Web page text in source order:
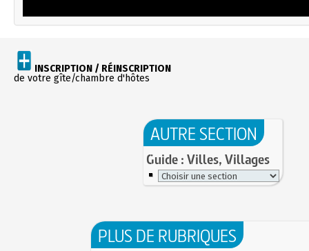
INSCRIPTION / RÉINSCRIPTION
de votre gîte/chambre d'hôtes
AUTRE SECTION
Guide : Villes, Villages
PLUS DE RUBRIQUES